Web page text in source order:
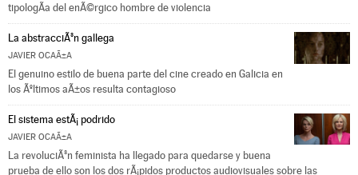
tipologÃ­a del enÃ©rgico hombre de violencia
La abstracciÃ³n gallega
JAVIER OCAÃ±A
El genuino estilo de buena parte del cine creado en Galicia en
los Ãºltimos aÃ±os resulta contagioso
El sistema estÃ¡ podrido
JAVIER OCAÃ±A
La revoluciÃ³n feminista ha llegado para quedarse y buena
prueba de ello son los dos rÃ¡pidos productos audiovisuales sobre las